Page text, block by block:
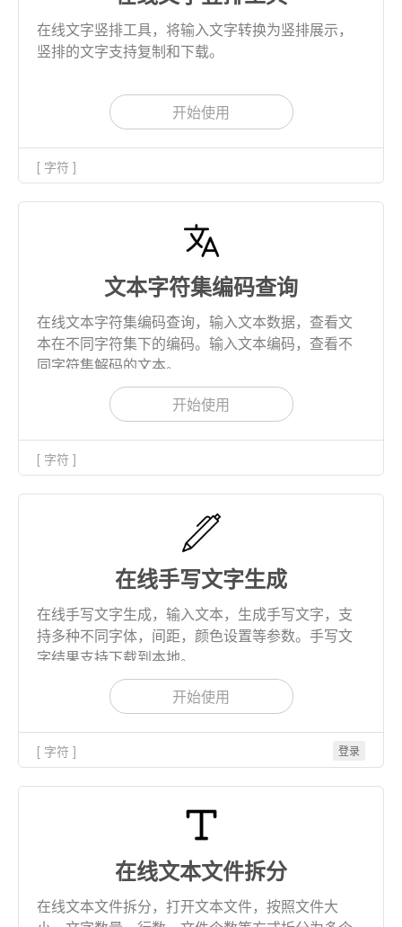
在线文字竖排工具，将输入文字转换为竖排展示，
竖排的文字支持复制和下载。
开始使用
[ 字符 ]
文本字符集编码查询
在线文本字符集编码查询，输入文本数据，查看文
本在不同字符集下的编码。输入文本编码，查看不
同字符集解码的文本。
开始使用
[ 字符 ]
在线手写文字生成
在线手写文字生成，输入文本，生成手写文字，支
持多种不同字体，间距，颜色设置等参数。手写文
字结果支持下载到本地。
开始使用
[ 字符 ] 登录
在线文本文件拆分
在线文本文件拆分，打开文本文件，按照文件大